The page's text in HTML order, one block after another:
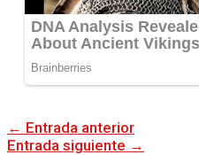
← Entrada anterior
Entrada siguiente →